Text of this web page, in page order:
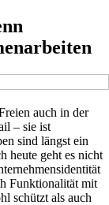
auch in der
– sie ist
sind längst ein
heute geht es nicht
Funktionalität mit
schützt als auch